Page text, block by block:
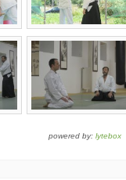
powered by: lytebox